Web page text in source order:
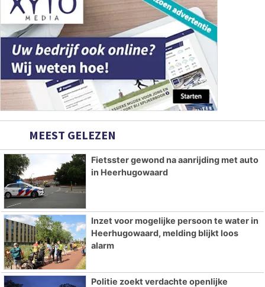
MEEST GELEZEN
Fietsster gewond na aanrijding met auto
in Heerhugowaard
Inzet voor mogelijke persoon te water in
Heerhugowaard, melding blijkt loos
alarm
Politie zoekt verdachte openlijke